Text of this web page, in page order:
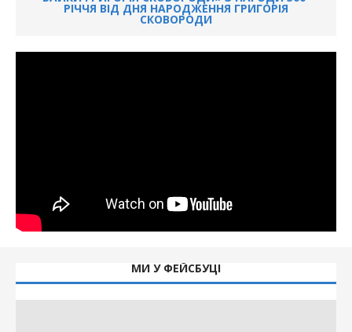
РІЧЧЯ ВІД ДНЯ НАРОДЖЕННЯ ГРИГОРІЯ
СКОВОРОДИ
МИ У ФЕЙСБУЦІ